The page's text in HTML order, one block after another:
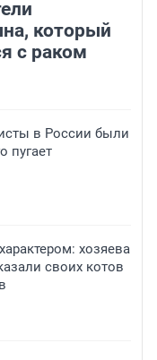
который
с раком
в России были
пугает
хозяева
своих котов